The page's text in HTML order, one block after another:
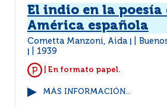
El indio en la poesía
América española
Cometta Manzoni, Aida
1939
| En formato papel.
MÁS INFORMACIÓN...